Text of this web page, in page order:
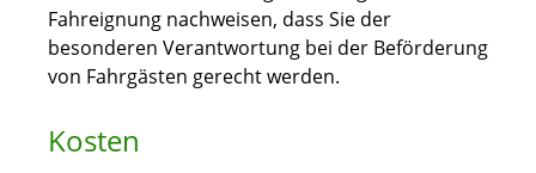
Fahreignung nachweisen, dass Sie der
besonderen Verantwortung bei der Beförderung
von Fahrgästen gerecht werden.
Kosten